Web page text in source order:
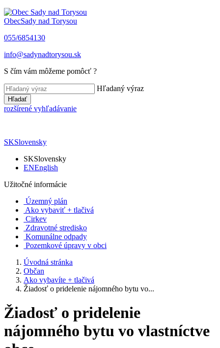
ObecSady nad Torysou
055/6854130
info@sadynadtorysou.sk
S čím vám môžeme pomôcť ?
Hľadaný výraz
Hľadať
rozšírené vyhľadávanie
SKSlovensky
SKSlovensky
ENEnglish
Užitočné informácie
Územný plán
Ako vybaviť + tlačivá
Cirkev
Zdravotné stredisko
Komunálne odpady
Pozemkové úpravy v obci
Úvodná stránka
Občan
Ako vybavíte + tlačivá
Žiadosť o pridelenie nájomného bytu vo...
Žiadosť o pridelenie
nájomného bytu vo vlastníctve